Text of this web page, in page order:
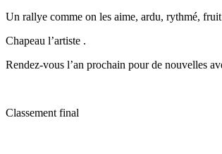
Un rallye comme on les aime, ardu, rythmé,
Chapeau l’artiste .
Rendez-vous l’an prochain pour de nouvelles
Classement final